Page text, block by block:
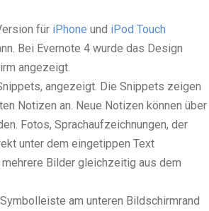
für iPhone und iPod Touch
Bei Evernote 4 wurde das Design
angezeigt.
angezeigt. Die Snippets zeigen
Notizen an. Neue Notizen können über
Fotos, Sprachaufzeichnungen, der
unter dem eingetippen Text
Bilder gleichzeitig aus dem
am unteren Bildschirmrand